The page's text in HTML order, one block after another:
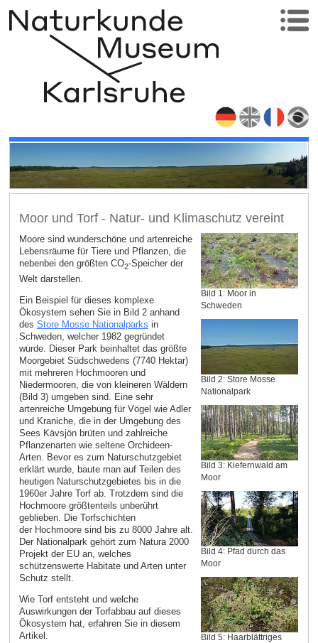
Moor und Torf - Natur- und Klimaschutz vereint
Bild 1: Moor in
Schweden
Bild 2: Store Mosse
Nationalpark
Bild 3: Kiefernwald am
Moor
Bild 4: Pfad durch das
Moor
Bild 5: Haarblättriges
Moore sind wunderschöne und artenreiche
Lebensräume für Tiere und Pflanzen, die
nebenbei den größten CO2-Speicher der
Welt darstellen.
Ein Beispiel für dieses komplexe
Ökosystem sehen Sie in Bild 2 anhand
des Store Mosse Nationalparks in
Schweden, welcher 1982 gegründet
wurde. Dieser Park beinhaltet das größte
Moorgebiet Südschwedens (7740 Hektar)
mit mehreren Hochmooren und
Niedermooren, die von kleineren Wäldern
(Bild 3) umgeben sind. Eine sehr
artenreiche Umgebung für Vögel wie Adler
und Kraniche, die in der Umgebung des
Sees Kävsjön brüten und zahlreiche
Pflanzenarten wie seltene Orchideen-
Arten. Bevor es zum Naturschutzgebiet
erklärt wurde, baute man auf Teilen des
heutigen Naturschutzgebietes bis in die
1960er Jahre Torf ab. Trotzdem sind die
Hochmoore größtenteils unberührt
geblieben. Die Torfschichten
der Hochmoore sind bis zu 8000 Jahre alt.
Der Nationalpark gehört zum Natura 2000
Projekt der EU an, welches
schützenswerte Habitate und Arten unter
Schutz stellt.
Wie Torf entsteht und welche
Auswirkungen der Torfabbau auf dieses
Ökosystem hat, erfahren Sie in diesem
Artikel.